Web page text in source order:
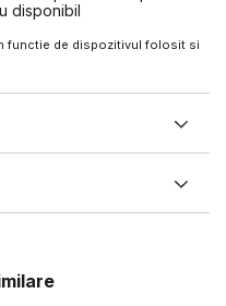
disponibil
functie de dispozitivul folosit si